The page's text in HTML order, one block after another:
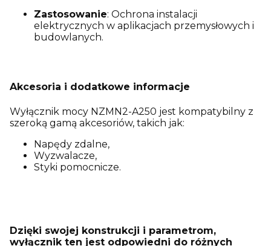
Zastosowanie: Ochrona instalacji
elektrycznych w aplikacjach przemysłowych i
budowlanych.
Akcesoria i dodatkowe informacje
Wyłącznik mocy NZMN2-A250 jest kompatybilny z
szeroką gamą akcesoriów, takich jak:
Napędy zdalne,
Wyzwalacze,
Styki pomocnicze.
Dzięki swojej konstrukcji i parametrom,
wyłącznik ten jest odpowiedni do różnych